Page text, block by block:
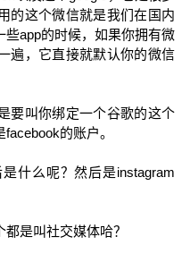
的这个微信就是我们在国内
app的时候，如果你拥有微
遍，它直接就默认你的微信
要叫你绑定一个谷歌的这个
的账户。
什么呢？然后是instagram
是叫社交媒体哈？